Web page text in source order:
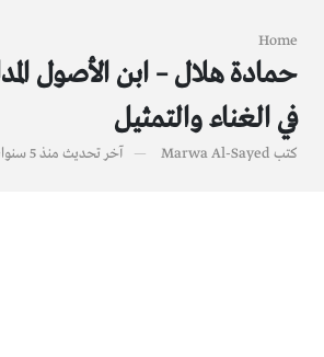
Home
حمادة هلال – ابن الأصول
في الغناء والتمثيل
كتب Marwa Al-Sayed آخر تحديث منذ 5 سنوات